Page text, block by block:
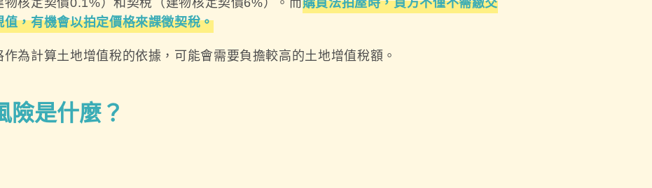
，有機會以拍定價格來課徵契稅。
為計算土地增值稅的依據，可能會需要負擔較高的土地增值稅額。
險是什麼？